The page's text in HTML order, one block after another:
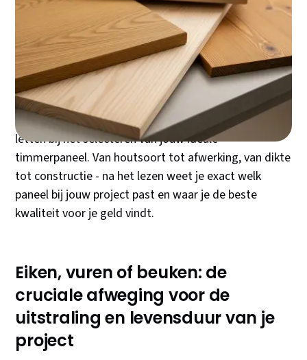
Een timmerpaneel is meer dan alleen een stuk hout -
het bepaalt de uitstraling, duurzaamheid en
functionaliteit van je complete project. Of je nu een
strakke vensterbank, een robuust tafelblad of
elegante kastdeuren maakt, de juiste keuze voorkomt
teleurstellingen en bespaart je geld op de lange
termijn. In deze blog leer je precies waar je op moet
letten bij het selecteren van jouw ideale
timmerpaneel. Van houtsoort tot afwerking, van dikte
tot constructie - na het lezen weet je exact welk
paneel bij jouw project past en waar je de beste
kwaliteit voor je geld vindt.
Eiken, vuren of beuken: de
cruciale afweging voor de
uitstraling en levensduur van je
project